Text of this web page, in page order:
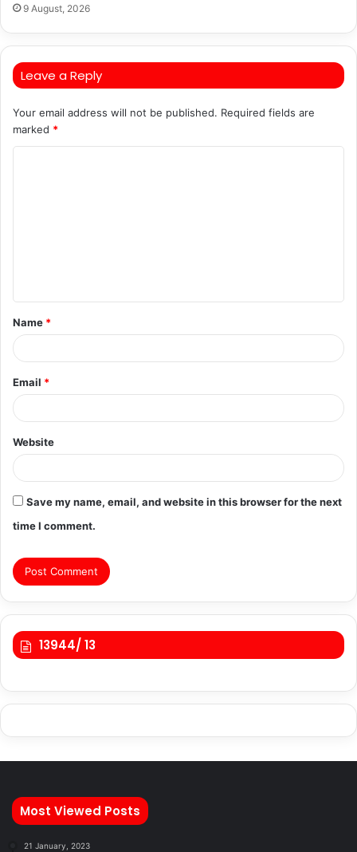
9 August, 2026
Leave a Reply
Your email address will not be published. Required fields are
marked *
t
*
Name *
Email *
Website
Save my name, email, and website in this browser for the next
time I comment.
13944/ 13
Most Viewed Posts
21 January, 2023